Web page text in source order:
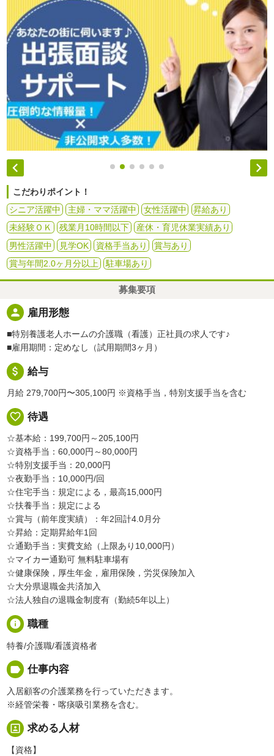
 
こだわりポイント！
シニア活躍中
主婦・ママ活躍中 女性活躍中
昇給あり
未経験ＯＫ
残業月10時間以下
産休・育児休業実績あり
男性活躍中
見学OK 資格手当あり
賞与あり
賞与年間2.0ヶ月分以上
駐車場あり
募集要項
person 雇用形態
■特別養護老人ホームの介護職（看護）正社員の求人です♪
■雇用期間：定めなし（試用期間3ヶ月）
attach_money 給与
月給 279,700円〜305,100円 ※資格手当，特別支援手当を含む
favorite_border 待遇
☆基本給：199,700円～205,100円
☆資格手当：60,000円～80,000円
☆特別支援手当：20,000円
☆夜勤手当：10,000円/回
☆住宅手当：規定による，最高15,000円
☆扶養手当：規定による
☆賞与（前年度実績）：年2回計4.0月分
☆昇給：定期昇給年1回
☆通勤手当：実費支給（上限あり10,000円）
☆マイカー通勤可 無料駐車場有
☆健康保険，厚生年金，雇用保険，労災保険加入
☆大分県退職金共済加入
☆法人独自の退職金制度有（勤続5年以上）
info 職種
特養/介護職/看護資格者
label 仕事内容
入居顧客の介護業務を行っていただきます。
※経管栄養・喀痰吸引業務を含む。
portrait 求める人材
【資格】